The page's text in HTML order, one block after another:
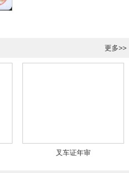
更多>>
叉车证年审